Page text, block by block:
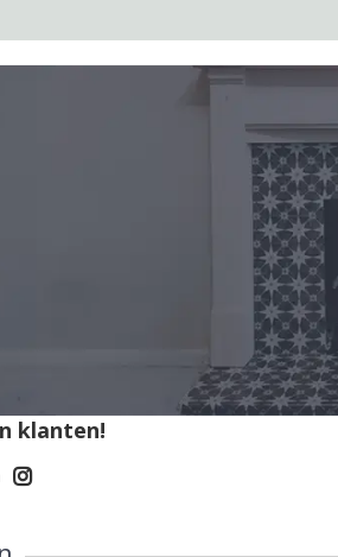
klanten!